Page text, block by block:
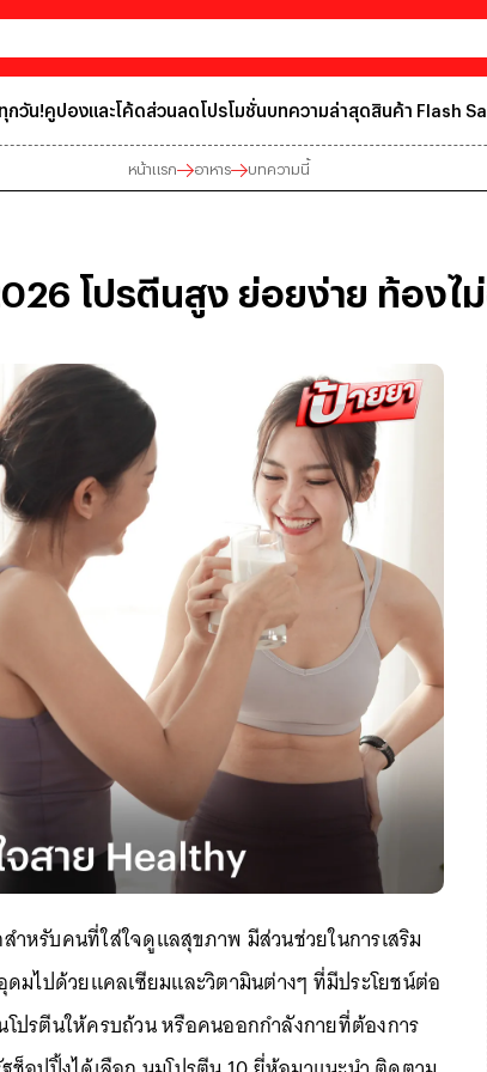
กวัน!คูปองและโค้ดส่วนลดโปรโมชั่นบทความล่าสุดสินค้า Flash
หน้าแรก อาหาร บทความนี้
โปรตีนสูง ย่อยง่าย ท้องไ
ำหรับคนที่ใส่ใจดูแลสุขภาพ มีส่วนช่วยในการเสริม
มไปด้วยแคลเซียมและวิตามินต่างๆ ที่มีประโยชน์ต่อ
โปรตีนให้ครบถ้วน หรือคนออกกำลังกายที่ต้องการ